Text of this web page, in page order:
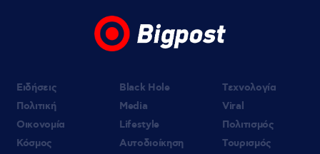
του MEGA
06.08.2026 | 18:38
Ειδήσεις
Πολιτική
Οικονομία
Κόσμος
Black Hole
Media
Lifestyle
Αυτοδιοίκηση
Τεχνολογία
Viral
Πολιτισμός
Τουρισμός